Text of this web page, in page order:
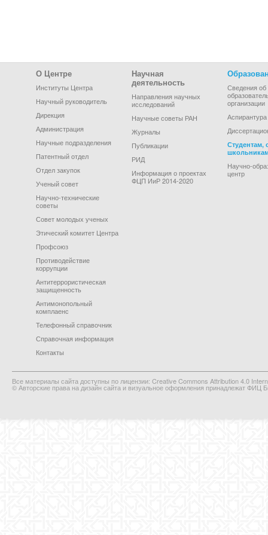
Footer Menu
О Центре
Институты Центра
Научный руководитель
Дирекция
Администрация
Научные подразделения
Патентный отдел
Отдел закупок
Ученый совет
Научно-технические
советы
Совет молодых ученых
Этический комитет Центра
Профсоюз
Противодействие
коррупции
Антитеррористическая
защищенность
Антимонопольный
комплаенс
Телефонный справочник
Справочная информация
Контакты
Научная
деятельность
Направления научных
исследований
Научные советы РАН
Журналы
Публикации
РИД
Информация о проектах
ФЦП ИиР 2014-2020
Сведения об
организации
Аспирантура
Студентам,
Научно-
центр
Все материалы сайта доступны по лицензии: Creative Commons Attribution 4.0
© Авторские права на дизайн сайта и визуальное оформления принадлежат ФИЦ